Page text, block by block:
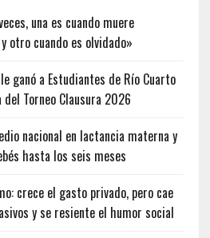
una es cuando muere
otro cuando es olvidado»
ganó a Estudiantes de Río Cuarto
Torneo Clausura 2026
nacional en lactancia materna y
hasta los seis meses
crece el gasto privado, pero cae
y se resiente el humor social